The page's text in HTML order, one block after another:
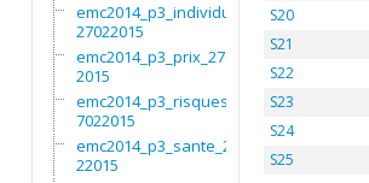
emc2014_p3_individu_
27022015
emc2014_p3_prix_2702
2015
emc2014_p3_risques_2
7022015
emc2014_p3_sante_270
22015
S20
S21
S22
S23
S24
S25